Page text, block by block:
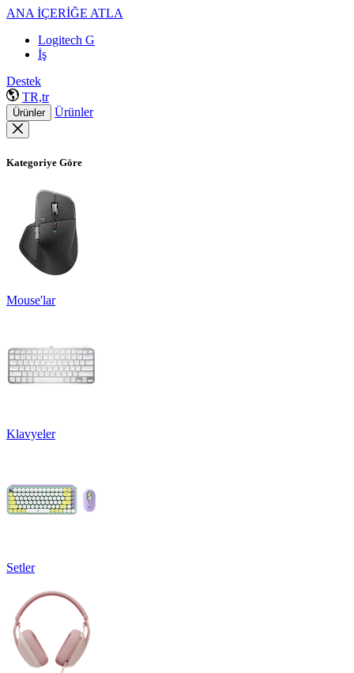
ANA İÇERİĞE ATLA
Logitech G
İş
Destek
TR,tr
Ürünler Ürünler
Kategoriye Göre
Mouse'lar
Klavyeler
Setler